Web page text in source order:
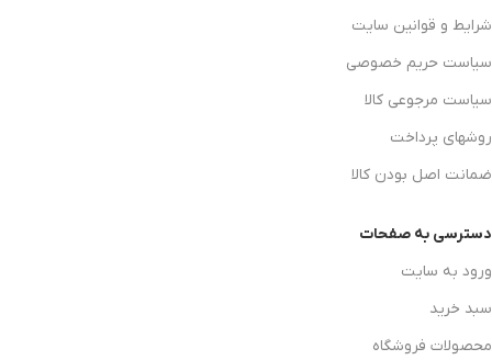
شرایط و قوانین سایت
سیاست حریم خصوصی
سیاست مرجوعی کالا
روشهای پرداخت
ضمانت اصل بودن کالا
دسترسی به صفحات
ورود به سایت
سبد خرید
محصولات فروشگاه